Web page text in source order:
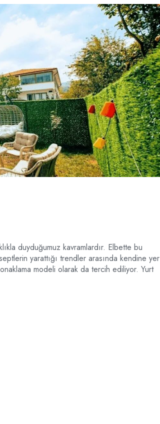
duyduğumuz kavramlardır. Elbette bu
yarattığı trendler arasında kendine yer
modeli olarak da tercih ediliyor. Yurt